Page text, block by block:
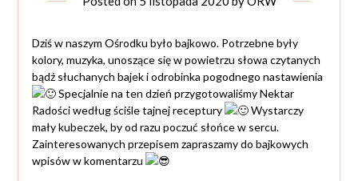
Dziś w naszym Ośrodku było bajkowo. Potrzebne były
kolory, muzyka, unoszące się w powietrzu słowa czytanych
bądź słuchanych bajek i odrobinka pogodnego nastawienia
Specjalnie na ten dzień przygotowaliśmy Nektar
Radości według ściśle tajnej receptury
Wystarczy
mały kubeczek, by od razu poczuć słońce w sercu.
Zainteresowanych przepisem zapraszamy do bajkowych
wpisów w komentarzu